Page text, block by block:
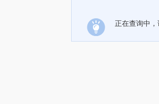
正在查询中